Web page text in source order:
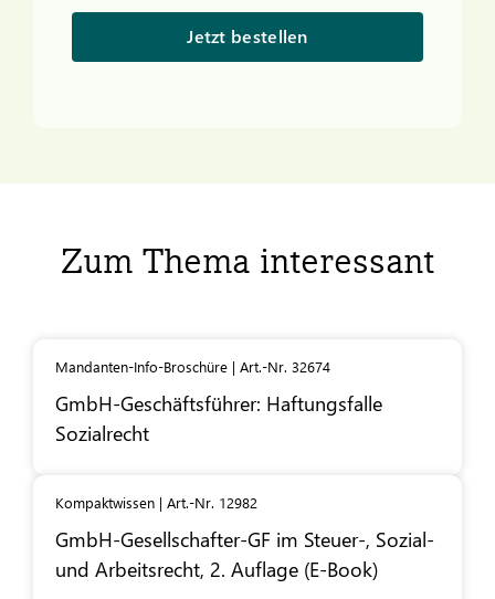
Jetzt bestellen
Zum Thema interessant
Mandanten-Info-Broschüre | Art.-Nr. 32674
GmbH-Geschäftsführer: Haftungsfalle
Sozialrecht
Kompaktwissen | Art.-Nr. 12982
GmbH-Gesellschafter-GF im Steuer-, Sozial-
und Arbeitsrecht, 2. Auflage (E-Book)